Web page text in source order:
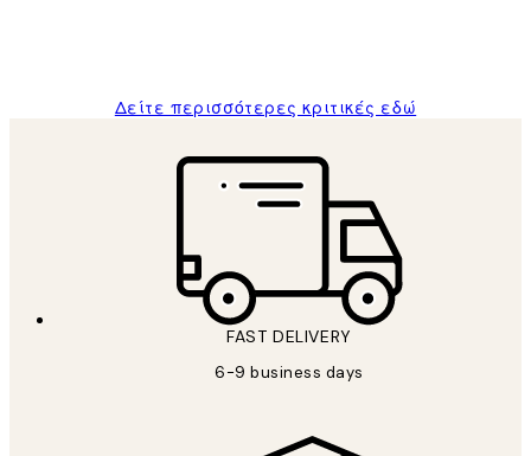
Δείτε περισσότερες κριτικές εδώ
FAST DELIVERY
6-9 business days